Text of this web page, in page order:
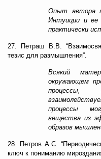
Опыт автора
Интуиции и ее
практически
27. Петраш В.В.
тезис для размышления”.
Всякий
окружающем
процессы,
процессы
вещества из
образов
28. Петров А.С.
ключ к пониманию